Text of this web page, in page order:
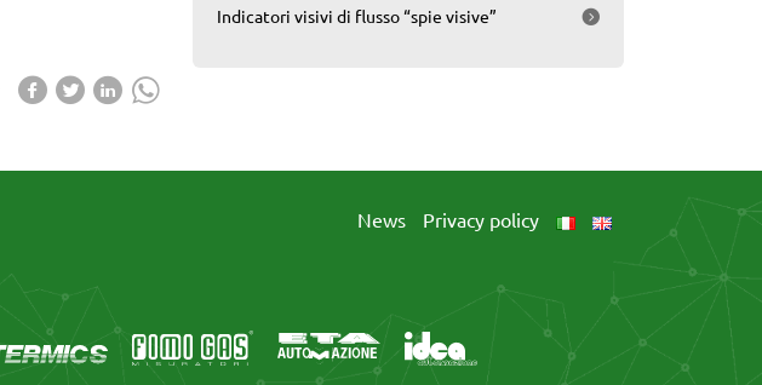
Indicatori visivi di flusso “spie visive”
News Privacy policy